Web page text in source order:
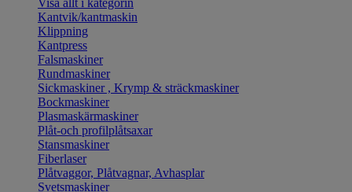
Visa allt i kategorin
Kantvik/kantmaskin
Klippning
Kantpress
Falsmaskiner
Rundmaskiner
Sickmaskiner , Krymp & sträckmaskiner
Bockmaskiner
Plasmaskärmaskiner
Plåt-och profilplåtsaxar
Stansmaskiner
Fiberlaser
Plåtvaggor, Plåtvagnar, Avhasplar
Svetsmaskiner